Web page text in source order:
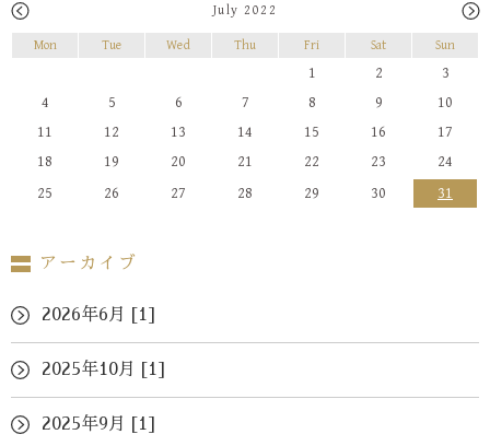
July 2022
Mon Tue Wed Thu Fri Sat Sun
1 2
3
4
5 6 7 8 9
10
11
12 13 14 15 16
17
18
19 20 21 22 23
24
25
26 27 28 29 30 31
アーカイブ
2026年6月 [1]
2025年10月 [1]
2025年9月 [1]